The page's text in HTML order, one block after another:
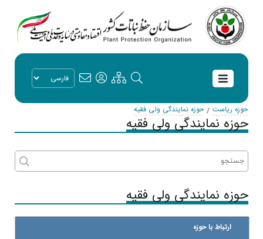
حوزه ریاست حوزه نمایندگی ولی فقیه
حوزه نمایندگی ولی فقیه
حوزه نمایندگی ولی فقیه
ارتباط با حوزه